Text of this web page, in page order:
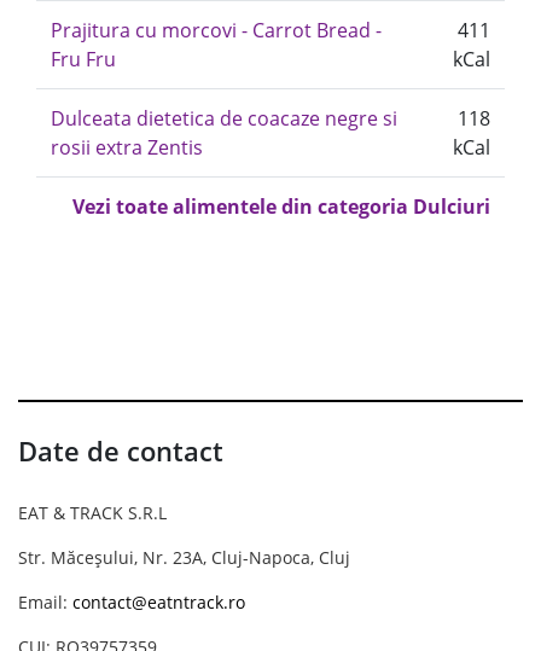
Prajitura cu morcovi - Carrot Bread -
Fru Fru
411
kCal
Dulceata dietetica de coacaze negre si
rosii extra Zentis
118
kCal
Vezi toate alimentele din categoria Dulciuri
Date de contact
EAT & TRACK S.R.L
Str. Măceșului, Nr. 23A, Cluj-Napoca, Cluj
Email: contact@eatntrack.ro